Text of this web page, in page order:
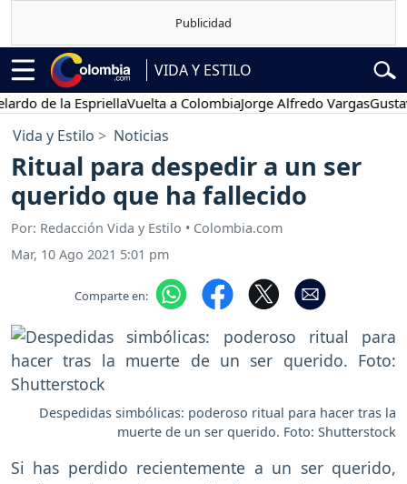
VIDA Y ESTILO
la EspriellaVuelta a ColombiaJorge Alfredo VargasGustavo
Vida y Estilo Noticias
Ritual para despedir a un ser
querido que ha fallecido
Por: Redacción Vida y Estilo • Colombia.com
Mar, 10 Ago 2021 5:01 pm
Comparte en:
Despedidas simbólicas: poderoso ritual para hacer tras la
muerte de un ser querido. Foto: Shutterstock
Si has perdido recientemente a un ser querido,